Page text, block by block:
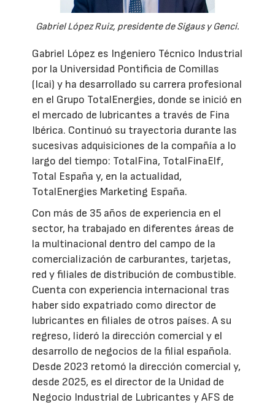
Gabriel López Ruiz, presidente de Sigaus y Genci.
Gabriel López es Ingeniero Técnico Industrial
por la Universidad Pontificia de Comillas
(Icai) y ha desarrollado su carrera profesional
en el Grupo TotalEnergies, donde se inició en
el mercado de lubricantes a través de Fina
Ibérica. Continuó su trayectoria durante las
sucesivas adquisiciones de la compañía a lo
largo del tiempo: TotalFina, TotalFinaElf,
Total España y, en la actualidad,
TotalEnergies Marketing España.
Con más de 35 años de experiencia en el
sector, ha trabajado en diferentes áreas de
la multinacional dentro del campo de la
comercialización de carburantes, tarjetas,
red y filiales de distribución de combustible.
Cuenta con experiencia internacional tras
haber sido expatriado como director de
lubricantes en filiales de otros países. A su
regreso, lideró la dirección comercial y el
desarrollo de negocios de la filial española.
Desde 2023 retomó la dirección comercial y,
desde 2025, es el director de la Unidad de
Negocio Industrial de Lubricantes y AFS de